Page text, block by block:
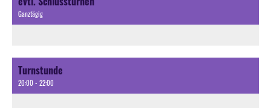
Ganztägig
Turnstunde
20:00 - 22:00